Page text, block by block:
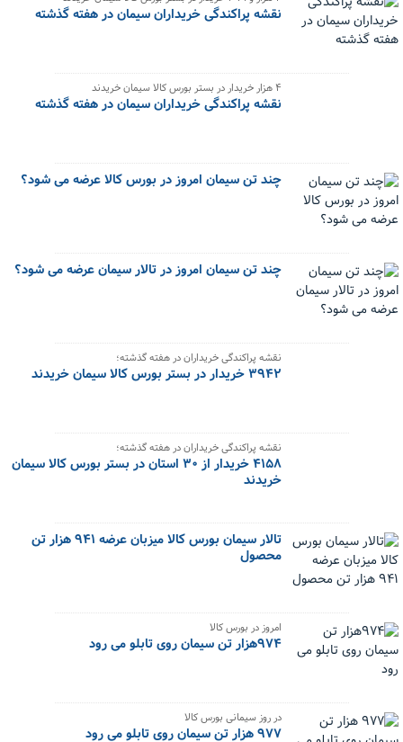
نقشه پراکندگی خریداران سیمان در هفته گذشته
۴ هزار خریدار در بستر بورس کالا سیمان خریدند
نقشه پراکندگی خریداران سیمان در هفته گذشته
چند تن سیمان امروز در بورس کالا عرضه می شود؟
چند تن سیمان امروز در تالار سیمان عرضه می شود؟
نقشه پراکندگی خریداران در هفته گذشته؛
۳۹۴۲ خریدار در بستر بورس کالا سیمان خریدند
نقشه پراکندگی خریداران در هفته گذشته؛
۴۱۵۸ خریدار از ۳۰ استان در بستر بورس کالا سیمان
خریدند
تالار سیمان بورس کالا میزبان عرضه ۹۴۱ هزار تن
محصول
امروز در بورس کالا
۹۷۴هزار تن سیمان روی تابلو می رود
در روز سیمانی بورس کالا
۹۷۷ هزار تن سیمان روی تابلو می رود